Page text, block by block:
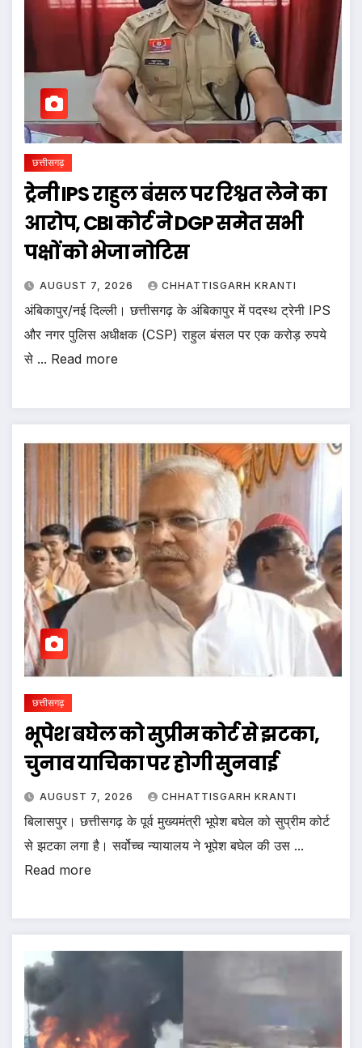
छत्तीसगढ़
ट्रेनी IPS राहुल बंसल पर रिश्वत लेने का
आरोप, CBI कोर्ट ने DGP समेत सभी
पक्षों को भेजा नोटिस
AUGUST 7, 2026 CHHATTISGARH KRANTI
अंबिकापुर/नई दिल्ली। छत्तीसगढ़ के अंबिकापुर में पदस्थ ट्रेनी IPS
और नगर पुलिस अधीक्षक (CSP) राहुल बंसल पर एक करोड़ रुपये
से ... Read more
छत्तीसगढ़
भूपेश बघेल को सुप्रीम कोर्ट से झटका,
चुनाव याचिका पर होगी सुनवाई
AUGUST 7, 2026 CHHATTISGARH KRANTI
बिलासपुर। छत्तीसगढ़ के पूर्व मुख्यमंत्री भूपेश बघेल को सुप्रीम कोर्ट
से झटका लगा है। सर्वोच्च न्यायालय ने भूपेश बघेल की उस ...
Read more